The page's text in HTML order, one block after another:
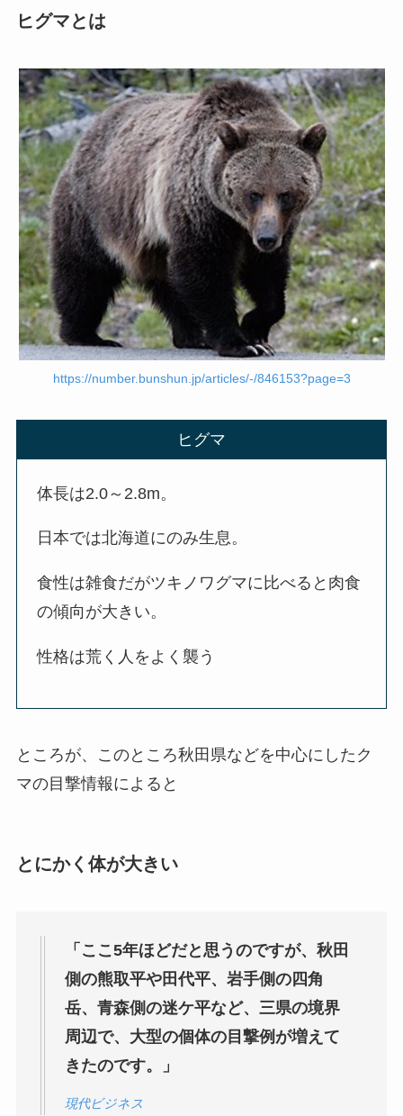
ヒグマとは
https://number.bunshun.jp/articles/-/846153?page=3
ヒグマ
体長は2.0～2.8m。
日本では北海道にのみ生息。
食性は雑食だがツキノワグマに比べると肉食
の傾向が大きい。
性格は荒く人をよく襲う
ところが、このところ秋田県などを中心にしたク
マの目撃情報によると
とにかく体が大きい
「ここ5年ほどだと思うのですが、秋田
側の熊取平や田代平、岩手側の四角
岳、青森側の迷ケ平など、三県の境界
周辺で、大型の個体の目撃例が増えて
きたのです。」
現代ビジネス